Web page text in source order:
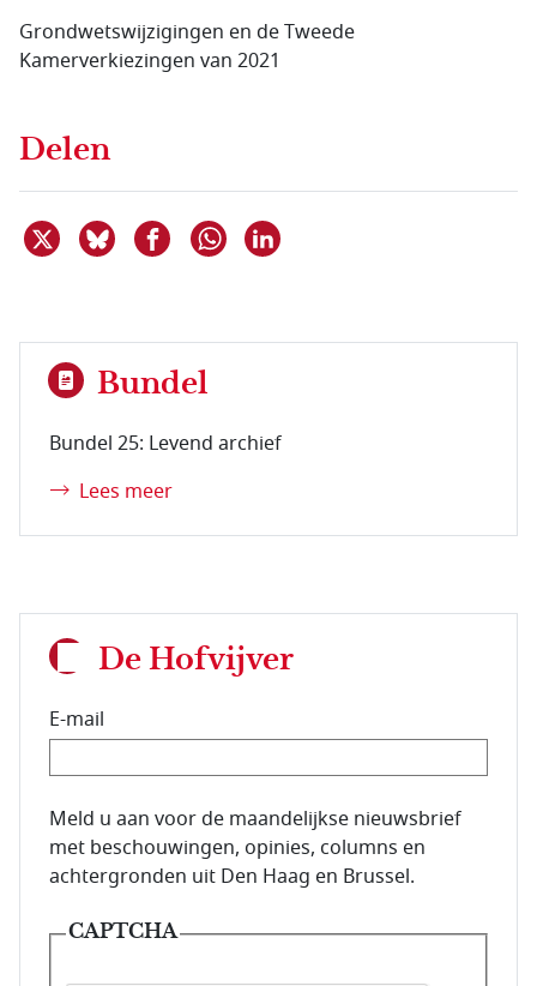
Grondwetswijzigingen en de Tweede
Kamerverkiezingen van 2021
Delen
Deel dit item op X
Deel dit item op Bluesky
Deel dit item op Facebook
Delen via WhatsApp
Bundel
Bundel 25: Levend archief
Lees meer
De Hofvijver
E-mail
E-mailadres van de abonnee.
Meld u aan voor de maandelijkse nieuwsbrief
met beschouwingen, opinies, columns en
achtergronden uit Den Haag en Brussel.
CAPTCHA